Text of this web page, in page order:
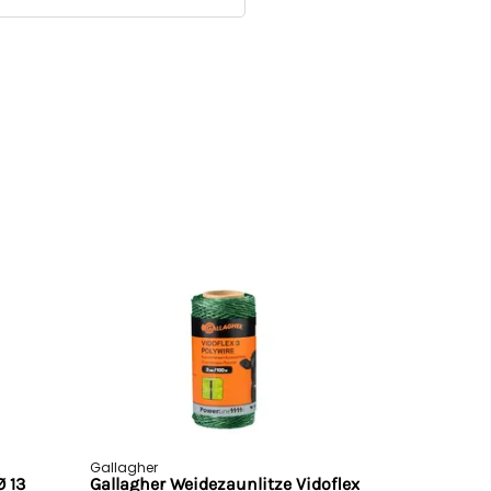
13
Gallagher
Gallagher Weidezaunlitze Vidoflex